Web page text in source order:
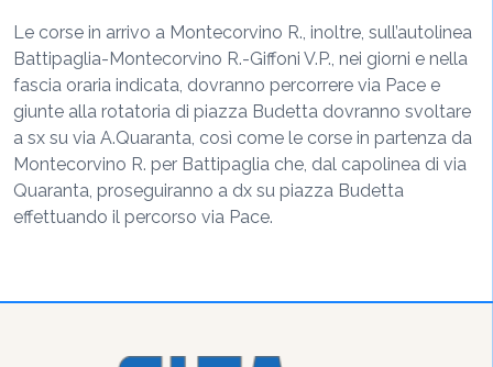
Le corse in arrivo a Montecorvino R., inoltre, sull’autolinea
Battipaglia-Montecorvino R.-Giffoni V.P., nei giorni e nella
fascia oraria indicata, dovranno percorrere via Pace e
giunte alla rotatoria di piazza Budetta dovranno svoltare
a sx su via A.Quaranta, così come le corse in partenza da
Montecorvino R. per Battipaglia che, dal capolinea di via
Quaranta, proseguiranno a dx su piazza Budetta
effettuando il percorso via Pace.